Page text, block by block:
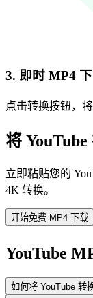
3. 即时 MP4
点击转换按钮，
将
立即粘贴您的
4K 转换。
开始免费 MP4 下载
YouTube
如何将 YouTube 转